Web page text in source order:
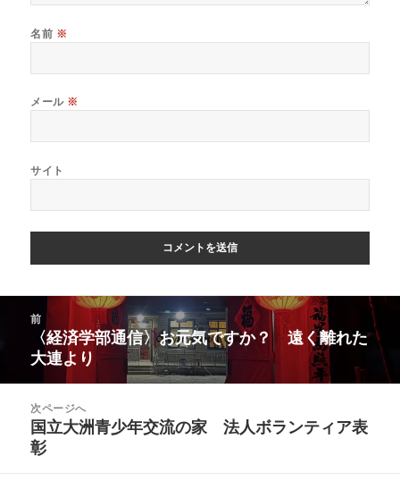
名前 ※
メール ※
サイト
ゲ
前
前
の
〈経済学部通信〉お元気ですか？ 遠く離れた
大連より
次ページへ
次
の
国立大洲青少年交流の家 法人ボランティア表
彰